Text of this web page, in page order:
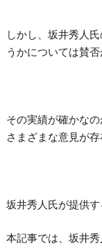
しかし、坂井秀人
うかについては賛否
その実績が確かな
さまざまな意見が存
坂井秀人氏が提供
本記事では、坂井